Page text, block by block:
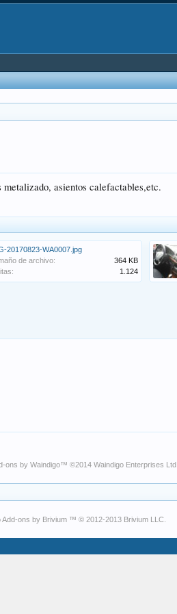
asientos calefactables,etc.
20170823-WA0007.jpg
de archivo:
364 KB
1.124
ons by Waindigo™ ©2014 Waindigo Enterprises Ltd
Add-ons by Brivium ™ © 2012-2013 Brivium LLC.